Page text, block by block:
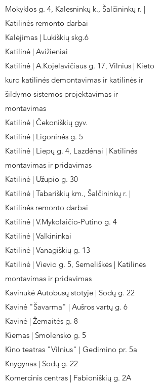
Mokyklos g. 4, Kalesninkų k., Šalčininkų r. |
Katilinės remonto darbai
Kalėjimas | Lukiškių skg.6
Katilinė | Avižieniai
Katilinė | A.Kojelavičiaus g. 17, Vilnius | Kieto
kuro katilinės demontavimas ir katilinės ir
šildymo sistemos projektavimas ir
montavimas
Katilinė | Čekoniškių gyv.
Katilinė | Ligoninės g. 5
Katilinė | Liepų g. 4, Lazdėnai | Katilinės
montavimas ir pridavimas
Katilinė | Užupio g. 30
Katilinė | Tabariškių km., Šalčininkų r. |
Katilinės remonto darbai
Katilinė | V.Mykolaičio-Putino g. 4
Katilinė | Valkininkai
Katilinė | Vanagiškių g. 13
Katilinė | Vievio g. 5, Semeliškės | Katilinės
montavimas ir pridavimas
Kavinukė Autobusų stotyje | Sodų g. 22
Kavinė "Šavarma" | Aušros vartų g. 6
Kavinė | Žemaitės g. 8
Kiemas | Smolensko g. 5
Kino teatras "Vilnius" | Gedimino pr. 5a
Knygynas | Sodų g. 22
Komercinis centras | Fabioniškių g. 2A